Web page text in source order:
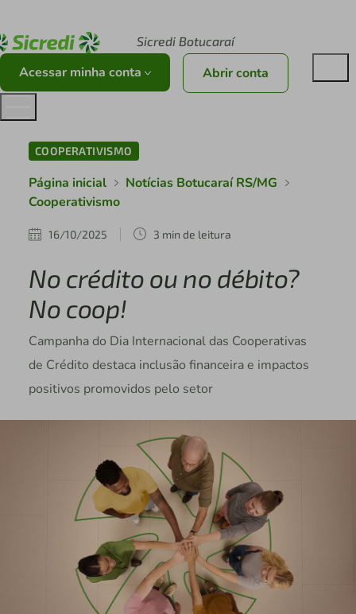
Sicredi Botucaraí
Acessar minha conta Abrir conta
COOPERATIVISMO
Página inicial
Notícias Botucaraí RS/MG
Cooperativismo
16/10/2025 3 min de leitura
No crédito ou no débito?
No coop!
Campanha do Dia Internacional das Cooperativas
de Crédito destaca inclusão financeira e impactos
positivos promovidos pelo setor